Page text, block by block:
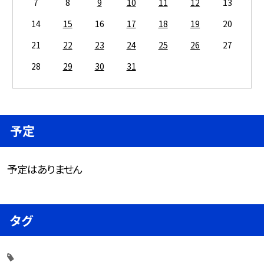
14
15 16 17 18 19
20
21
22 23 24 25 26
27
28
29 30 31
予定
予定はありません
タグ